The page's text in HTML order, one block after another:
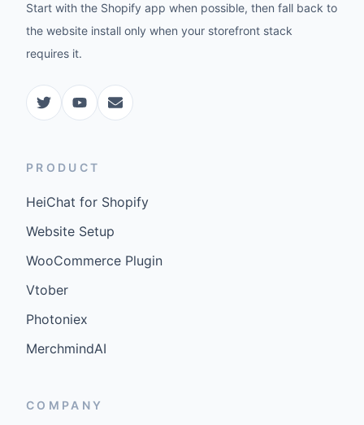
Start with the Shopify app when possible, then fall back to
the website install only when your storefront stack
requires it.
PRODUCT
HeiChat for Shopify
Website Setup
WooCommerce Plugin
Vtober
Photoniex
MerchmindAI
COMPANY